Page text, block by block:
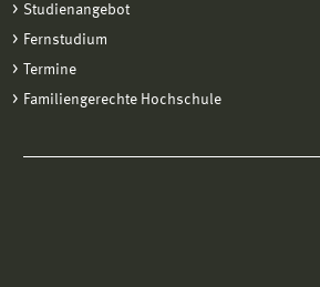
Studienangebot
Fernstudium
Termine
Familiengerechte Hochschule